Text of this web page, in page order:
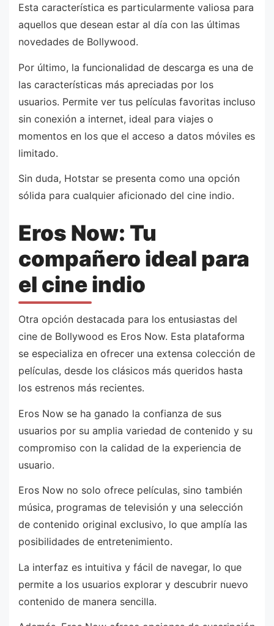
Esta característica es particularmente valiosa para
aquellos que desean estar al día con las últimas
novedades de Bollywood.
Por último, la funcionalidad de descarga es una de
las características más apreciadas por los
usuarios. Permite ver tus películas favoritas incluso
sin conexión a internet, ideal para viajes o
momentos en los que el acceso a datos móviles es
limitado.
Sin duda, Hotstar se presenta como una opción
sólida para cualquier aficionado del cine indio.
Eros Now: Tu
compañero ideal para
el cine indio
Otra opción destacada para los entusiastas del
cine de Bollywood es Eros Now. Esta plataforma
se especializa en ofrecer una extensa colección de
películas, desde los clásicos más queridos hasta
los estrenos más recientes.
Eros Now se ha ganado la confianza de sus
usuarios por su amplia variedad de contenido y su
compromiso con la calidad de la experiencia de
usuario.
Eros Now no solo ofrece películas, sino también
música, programas de televisión y una selección
de contenido original exclusivo, lo que amplía las
posibilidades de entretenimiento.
La interfaz es intuitiva y fácil de navegar, lo que
permite a los usuarios explorar y descubrir nuevo
contenido de manera sencilla.